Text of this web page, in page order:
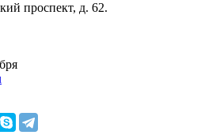
проспект, д. 62.